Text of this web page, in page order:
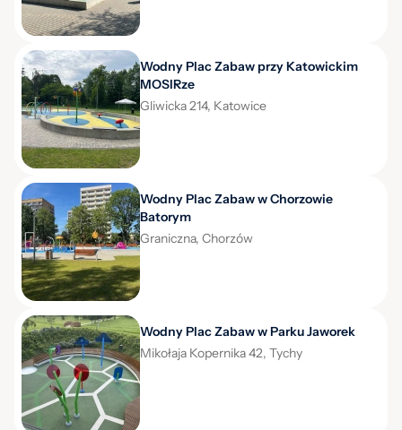
Wodny Plac Zabaw przy Katowickim
MOSIRze
Gliwicka 214, Katowice
Wodny Plac Zabaw w Chorzowie
Batorym
Graniczna, Chorzów
Wodny Plac Zabaw w Parku Jaworek
Mikołaja Kopernika 42, Tychy